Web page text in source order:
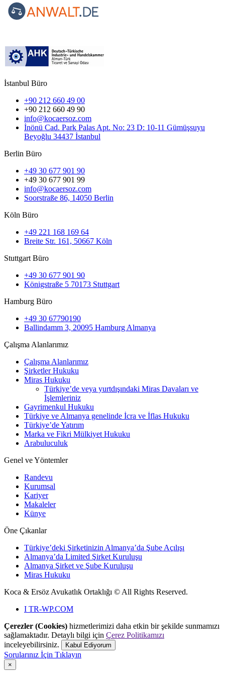
İstanbul Büro
+90 212 660 49 00
+90 212 660 49 90
info@kocaersoz.com
İnönü Cad. Park Palas Apt. No: 23 D: 10-11 Gümüşsuyu
Beyoğlu 34437 İstanbul
Berlin Büro
+49 30 677 901 90
+49 30 677 901 99
info@kocaersoz.com
Soorstraße 86, 14050 Berlin
Köln Büro
+49 221 168 169 64
Breite Str. 161, 50667 Köln
Stuttgart Büro
+49 30 677 901 90
Königstraße 5 70173 Stuttgart
Hamburg Büro
+49 30 67790190
Ballindamm 3, 20095 Hamburg Almanya
Çalışma Alanlarımız
Çalışma Alanlarımız
Şirketler Hukuku
Miras Hukuku
Türkiye’de veya yurtdışındaki Miras Davaları ve
İşlemleriniz
Gayrimenkul Hukuku
Türkiye ve Almanya genelinde İcra ve İflas Hukuku
Türkiye’de Yatırım
Marka ve Fikri Mülkiyet Hukuku
Arabuluculuk
Genel ve Yöntemler
Randevu
Kurumsal
Kariyer
Makaleler
Künye
Öne Çıkanlar
Türkiye’deki Şirketinizin Almanya’da Şube Açılışı
Almanya’da Limited Şirket Kuruluşu
Almanya Şirket ve Şube Kuruluşu
Miras Hukuku
Koca & Ersöz Avukatlık Ortaklığı ©All Rights Reserved.
I TR-WP.COM
Çerezler (Cookies) hizmetlerimizi daha etkin bir şekilde sunmamızı
sağlamaktadır. Detaylı bilgi için Çerez Politikamızı
inceleyebilirsiniz.
Kabul Ediyorum
Sorularınız İçin Tıklayın
×